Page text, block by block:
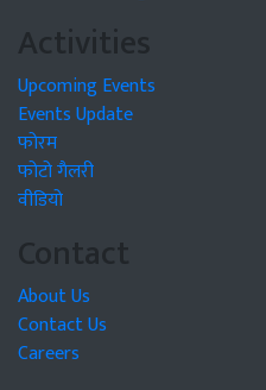
Activities
Upcoming Events
Events Update
फोरम
फोटो गैलरी
वीडियो
Contact
About Us
Contact Us
Careers